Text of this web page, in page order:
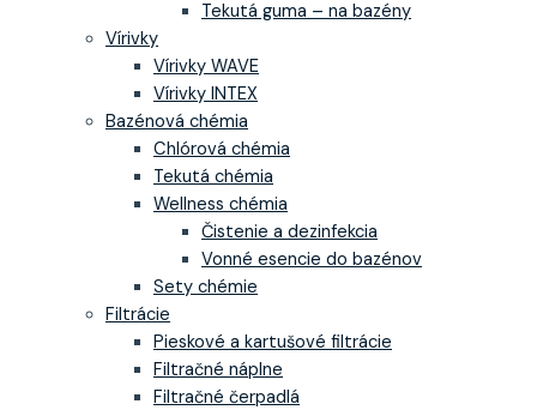
Tekutá guma – na bazény
Vírivky
Vírivky WAVE
Vírivky INTEX
Bazénová chémia
Chlórová chémia
Tekutá chémia
Wellness chémia
Čistenie a dezinfekcia
Vonné esencie do bazénov
Sety chémie
Filtrácie
Pieskové a kartušové filtrácie
Filtračné náplne
Filtračné čerpadlá